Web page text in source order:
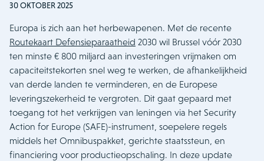
30 OKTOBER 2025
Europa is zich aan het herbewapenen. Met de recente
Routekaart Defensieparaatheid 2030 wil Brussel vóór 2030
ten minste € 800 miljard aan investeringen vrijmaken om
capaciteitstekorten snel weg te werken, de afhankelijkheid
van derde landen te verminderen, en de Europese
leveringszekerheid te vergroten. Dit gaat gepaard met
toegang tot het verkrijgen van leningen via het Security
Action for Europe (SAFE)-instrument, soepelere regels
middels het Omnibuspakket, gerichte staatssteun, en
financiering voor productieopschaling. In deze update